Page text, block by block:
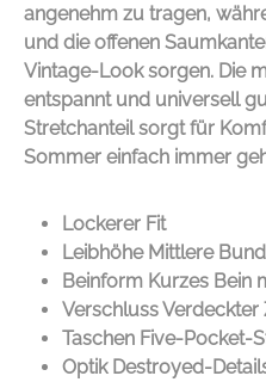
angenehm zu tragen,
und die offenen
Vintage-Look sorgen. Die
entspannt und universell
Stretchanteil sorgt für
Sommer einfach immer
Lockerer Fit
Leibhöhe Mittlere
Beinform Kurzes Bein
Verschluss Verdeckter
Taschen Five-Pocket-
Optik Destroyed-